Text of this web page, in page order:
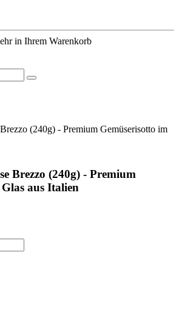
in Ihrem Warenkorb
Brezzo (240g) - Premium
aus Italien